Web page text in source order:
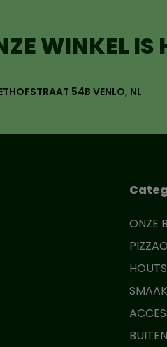
WINKEL IS
54B VENLO, NL
ONZE